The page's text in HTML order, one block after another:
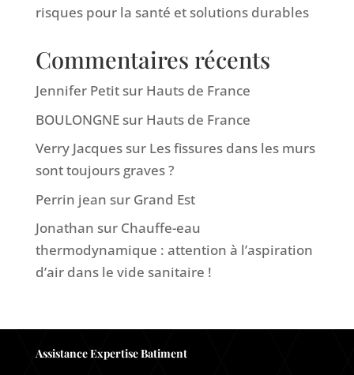
risques pour la santé et solutions durables
Commentaires récents
Jennifer Petitsur Hauts de France
BOULONGNEsur Hauts de France
Verry Jacquessur Les fissures dans les murs
sont toujours graves ?
Perrin jean sur Grand Est
Jonathan sur Chauffe-eau
thermodynamique : attention à l’aspiration
d’air dans le vide sanitaire !
Assistance Expertise Batiment